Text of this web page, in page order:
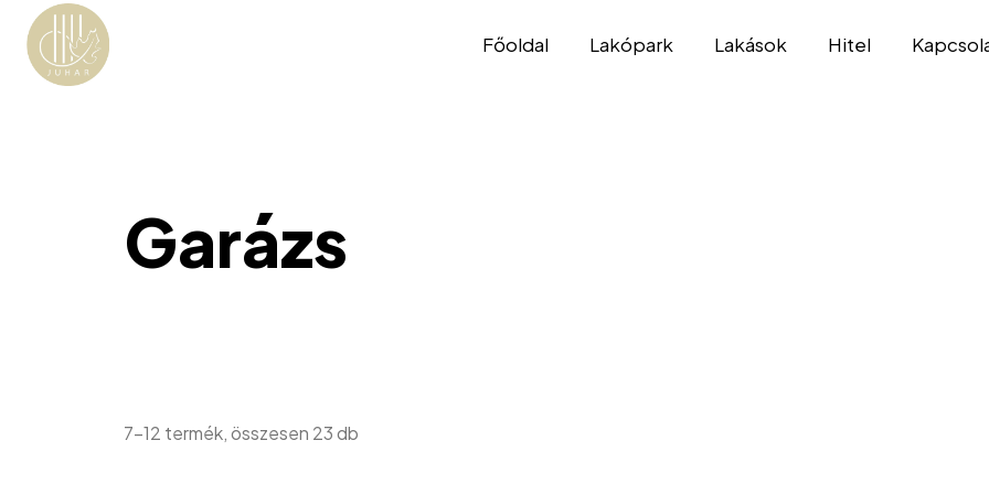
Főoldal Lakópark Lakások Hitel
Garázs
7–12 termék, összesen 23 db